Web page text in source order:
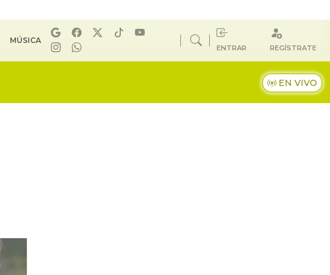
MÚSICA
ENTRAR REGÍSTRATE
EN VIVO